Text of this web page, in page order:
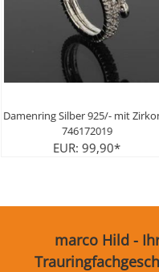
Silber 925/- mit Zirkonia
746172019
EUR: 99,90*
marco Hild -